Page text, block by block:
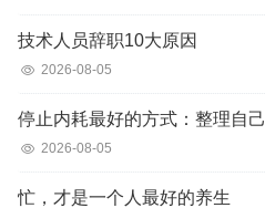
技术人员辞职10大原因
2026-08-05
停止内耗最好的方式：整理自己
2026-08-05
忙，才是一个人最好的养生